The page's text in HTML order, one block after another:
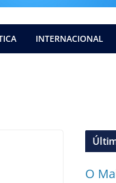
INTERNACIONAL
O